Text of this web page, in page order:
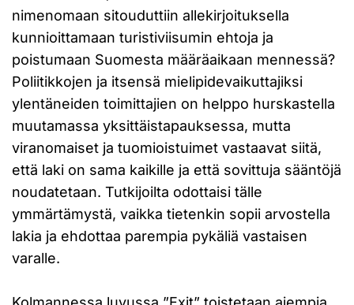
nimenomaan sitouduttiin allekirjoituksella
kunnioittamaan turistiviisumin ehtoja ja
poistumaan Suomesta määräaikaan mennessä?
Poliitikkojen ja itsensä mielipidevaikuttajiksi
ylentäneiden toimittajien on helppo hurskastella
muutamassa yksittäistapauksessa, mutta
viranomaiset ja tuomioistuimet vastaavat siitä,
että laki on sama kaikille ja että sovittuja sääntöjä
noudatetaan. Tutkijoilta odottaisi tälle
ymmärtämystä, vaikka tietenkin sopii arvostella
lakia ja ehdottaa parempia pykäliä vastaisen
varalle.